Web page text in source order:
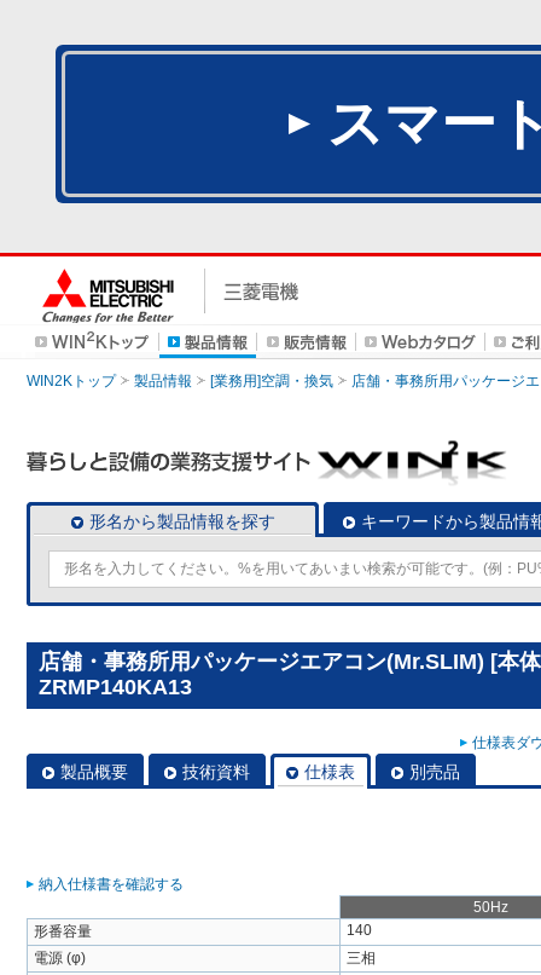
スマー
WIN2Kトップ 製品情報 [業務用]空調・換気 店舗・事務所用パッケージ
形名から製品情報を探す キーワードから製品情
店舗・事務所用パッケージエアコン(Mr.SLIM) [本
ZRMP140KA13
仕様表ダ
製品概要 技術資料 仕様表 別売品
納入仕様書を確認する
50Hz
形番容量
140
電源 (φ)
三相